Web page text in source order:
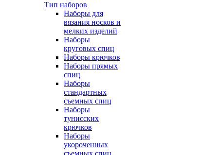
Тип наборов
Наборы для
вязания носков и
мелких изделий
Наборы
круговых спиц
Наборы крючков
Наборы прямых
спиц
Наборы
стандартных
съемных спиц
Наборы
тунисских
крючков
Наборы
укороченных
съемных спиц